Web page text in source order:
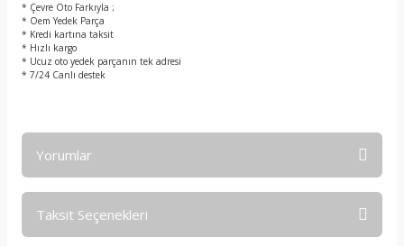
* Çevre Oto Farkıyla ;
* Oem Yedek Parça
* Kredi kartına taksit
* Hızlı kargo
* Ucuz oto yedek parçanın tek adresi
* 7/24 Canlı destek
Yorumlar
Taksit Seçenekleri